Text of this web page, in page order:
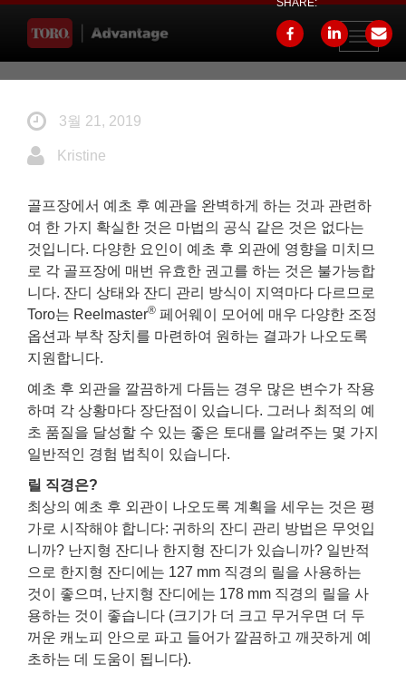
Toggle
SHARE:
3월 21, 2019
Kristine
골프장에서 예초 후 예관을 완벽하게 하는 것과 관련하
여 한 가지 확실한 것은 마법의 공식 같은 것은 없다는
것입니다. 다양한 요인이 예초 후 외관에 영향을 미치므
로 각 골프장에 매번 유효한 권고를 하는 것은 불가능합
니다. 잔디 상태와 잔디 관리 방식이 지역마다 다르므로
Toro는 Reelmaster® 페어웨이 모어에 매우 다양한 조정
옵션과 부착 장치를 마련하여 원하는 결과가 나오도록
지원합니다.
예초 후 외관을 깔끔하게 다듬는 경우 많은 변수가 작용
하며 각 상황마다 장단점이 있습니다. 그러나 최적의 예
초 품질을 달성할 수 있는 좋은 토대를 알려주는 몇 가지
일반적인 경험 법칙이 있습니다.
릴 직경은?
최상의 예초 후 외관이 나오도록 계획을 세우는 것은 평
가로 시작해야 합니다: 귀하의 잔디 관리 방법은 무엇입
니까? 난지형 잔디나 한지형 잔디가 있습니까? 일반적
으로 한지형 잔디에는 127 mm 직경의 릴을 사용하는
것이 좋으며, 난지형 잔디에는 178 mm 직경의 릴을 사
용하는 것이 좋습니다 (크기가 더 크고 무거우면 더 두
꺼운 캐노피 안으로 파고 들어가 깔끔하고 깨끗하게 예
초하는 데 도움이 됩니다).